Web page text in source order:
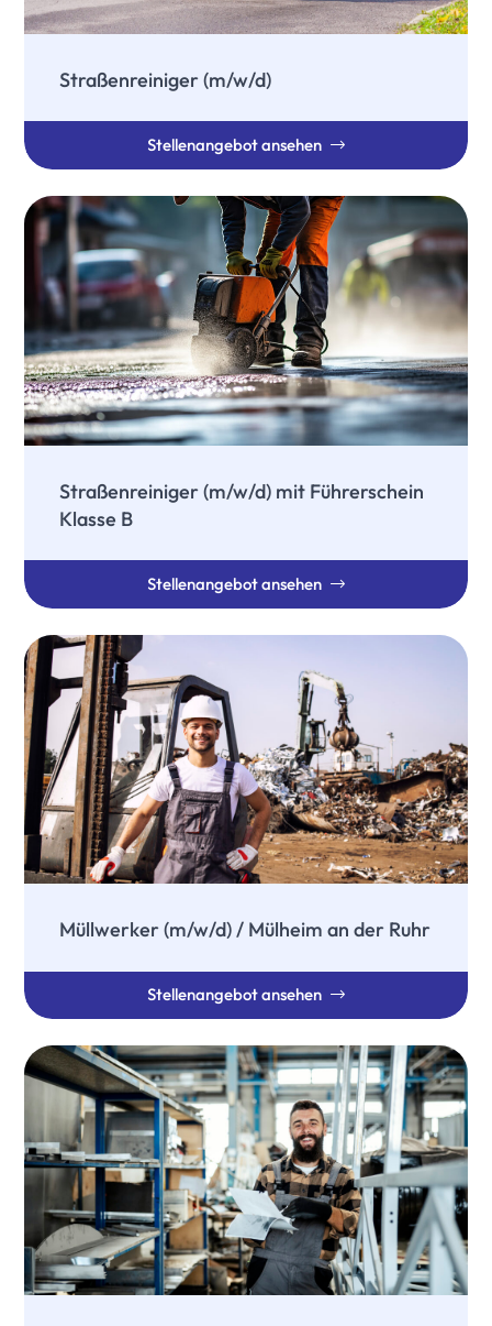
Stellenangebot ansehen
Straßenreiniger (m/w/d)
Stellenangebot ansehen
Straßenreiniger (m/w/d) mit Führerschein
Klasse B
Stellenangebot ansehen
Müllwerker (m/w/d) / Mülheim an der Ruhr